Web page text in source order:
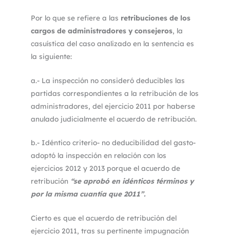
Por lo que se refiere a las retribuciones de los
cargos de administradores y consejeros, la
casuística del caso analizado en la sentencia es
la siguiente:
a.- La inspección no consideró deducibles las
partidas correspondientes a la retribución de los
administradores, del ejercicio 2011 por haberse
anulado judicialmente el acuerdo de retribución.
b.- Idéntico criterio- no deducibilidad del gasto-
adoptó la inspección en relación con los
ejercicios 2012 y 2013 porque el acuerdo de
retribución “se aprobó en idénticos términos y
por la misma cuantía que 2011”.
Cierto es que el acuerdo de retribución del
ejercicio 2011, tras su pertinente impugnación